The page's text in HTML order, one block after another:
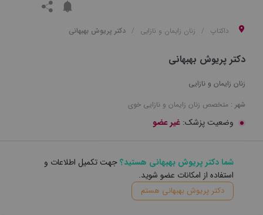
داکتاپ زنان زایمان و نازایی دکتر پریوش بهبهانی
دکتر پریوش بهبهانی
زنان زایمان و نازایی
شهر : متخصص زنان زایمان و نازایی خوی
وضعیت پزشک: غیر عضو
شما دکتر پریوش بهبهانی هستید؟جهت تکمیل اطلاعات و
استفاده از امکانات عضو شوید.
دکتر پریوش بهبهانی هستم